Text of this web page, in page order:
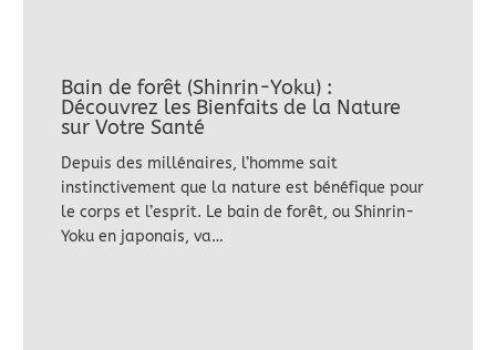
Bain de forêt (Shinrin-Yoku) :
Découvrez les Bienfaits de la Nature
sur Votre Santé
Depuis des millénaires, l’homme sait
instinctivement que la nature est bénéfique pour
le corps et l’esprit. Le bain de forêt, ou Shinrin-
Yoku en japonais, va…